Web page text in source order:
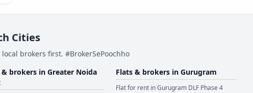
Cities
brokers first. #BrokerSePoochho
& brokers inGreater Noida
Flats & brokers inGurugram
Flat for rent inGurugram DLF Phase 4